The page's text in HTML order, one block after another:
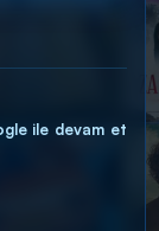
ile devam et